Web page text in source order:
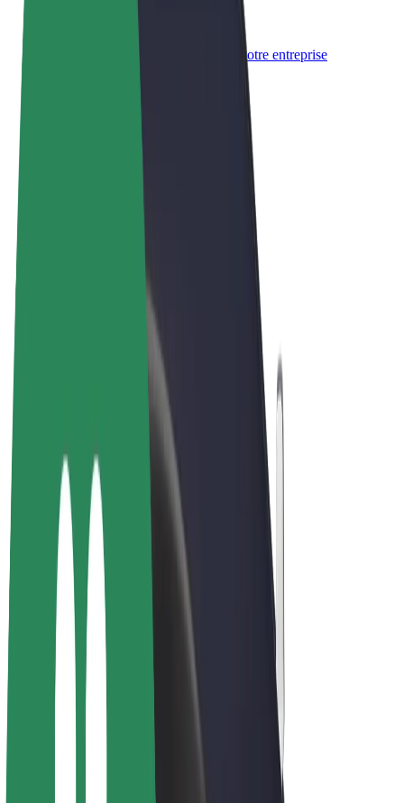
Produits et services Bolt adaptés à votre entreprise
Bolt Drive
Bolt for Business
Vélos électriques
Bolt Plus
Générez des revenus avec Bolt
Chauffeur
Revenus du chauffeur
Livreur